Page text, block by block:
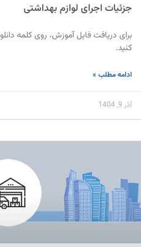
جزئیات اجرای لوازم بهداشتی
برای دریافت فایل آموزش، روی کلمه
کنید.
ادامه مطلب »
آذر 9, 1404